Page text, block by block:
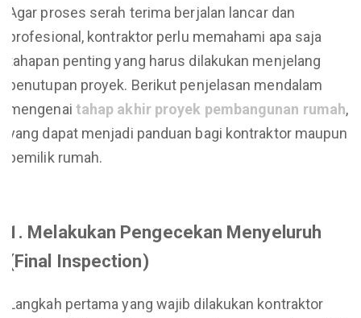
Agar proses serah terima berjalan lancar dan
profesional, kontraktor perlu memahami apa saja
tahapan penting yang harus dilakukan menjelang
penutupan proyek. Berikut penjelasan mendalam
mengenai tahap akhir proyek pembangunan rumah,
yang dapat menjadi panduan bagi kontraktor maupun
pemilik rumah.
1. Melakukan Pengecekan Menyeluruh
(Final Inspection)
Langkah pertama yang wajib dilakukan kontraktor